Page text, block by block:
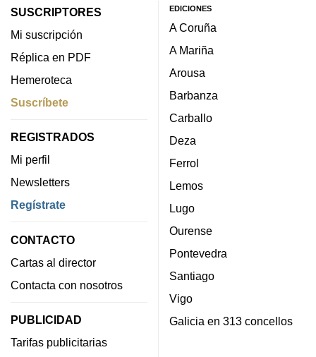
SUSCRIPTORES
Mi suscripción
Réplica en PDF
Hemeroteca
Suscríbete
REGISTRADOS
Mi perfil
Newsletters
Regístrate
CONTACTO
Cartas al director
Contacta con nosotros
PUBLICIDAD
Tarifas publicitarias
EDICIONES
A Coruña
A Mariña
Arousa
Barbanza
Carballo
Deza
Ferrol
Lemos
Lugo
Ourense
Pontevedra
Santiago
Vigo
Galicia en 313 concellos